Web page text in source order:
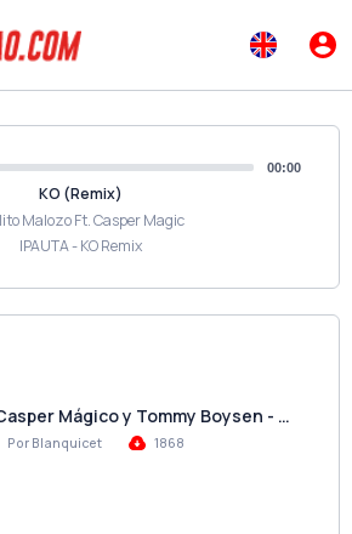
00:00
KO (Remix)
Malozo Ft. Casper Magic
IPAUTA - KO Remix
Mágico y Tommy Boysen - …
Por Blanquicet
1868